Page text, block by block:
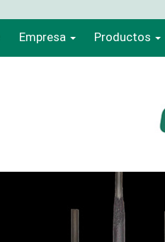
Empresa Productos